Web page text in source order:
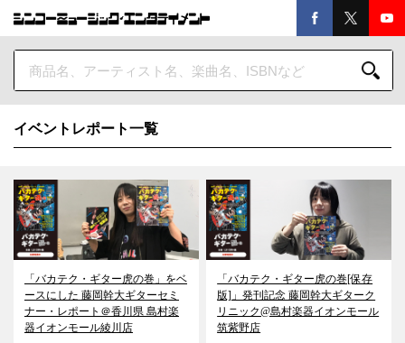
イベントレポート一覧
「バカテク・ギター虎の巻」をベ
ースにした 藤岡幹大ギターセミ
ナー・レポート＠香川県 島村楽
器イオンモール綾川店
「バカテク・ギター虎の巻[保存
版]」発刊記念 藤岡幹大ギターク
リニック@島村楽器イオンモール
筑紫野店